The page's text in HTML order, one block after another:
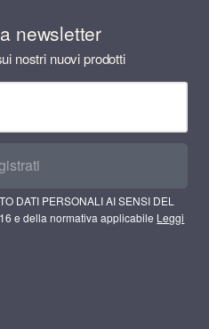
newsletter
nostri nuovi prodotti
DATI PERSONALI AI SENSI DEL
e della normativa applicabile Leggi